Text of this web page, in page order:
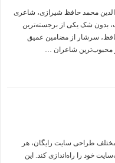
محمد حافظ شیرازی، شاعری
بدون شک یکی از برجسته‌ترین
سرشار از مضامین عمیق
محبوب‌ترین شاعران …
طراحی سایت رایگان، هر
خود را راه‌اندازی کند. این